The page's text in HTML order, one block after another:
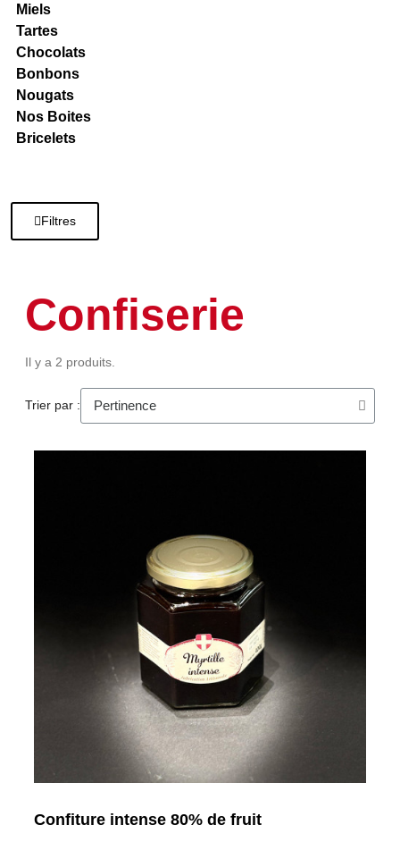
Miels
Tartes
Chocolats
Bonbons
Nougats
Nos Boites
Bricelets
Filtres
Confiserie
Il y a 2 produits.
Trier par :
Confiture intense 80% de fruit